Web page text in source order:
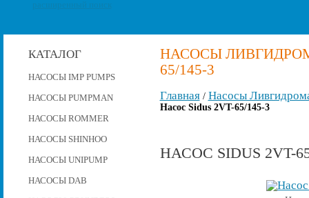
КАТАЛОГ
НАСОСЫ IMP PUMPS
НАСОСЫ PUMPMAN
НАСОСЫ ROMMER
НАСОСЫ SHINHOO
НАСОСЫ UNIPUMP
НАСОСЫ DAB
НАСОСЫ
65/145-3
Главная/ Насосы
Насос Sidus 2VT-65/145-3
НАСОС SIDUS 2VT-